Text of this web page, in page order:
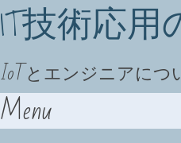
IT技術応用
IoTとエンジニアにつ
Menu